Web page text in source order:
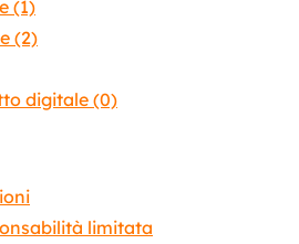
(1)
(2)
digitale (0)
limitata